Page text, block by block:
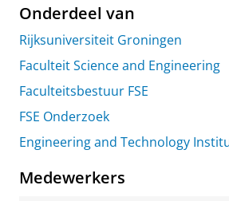
Onderdeel van
Rijksuniversiteit Groningen
Faculteit Science and Engineering
Faculteitsbestuur FSE
FSE Onderzoek
Engineering and Technology
Medewerkers